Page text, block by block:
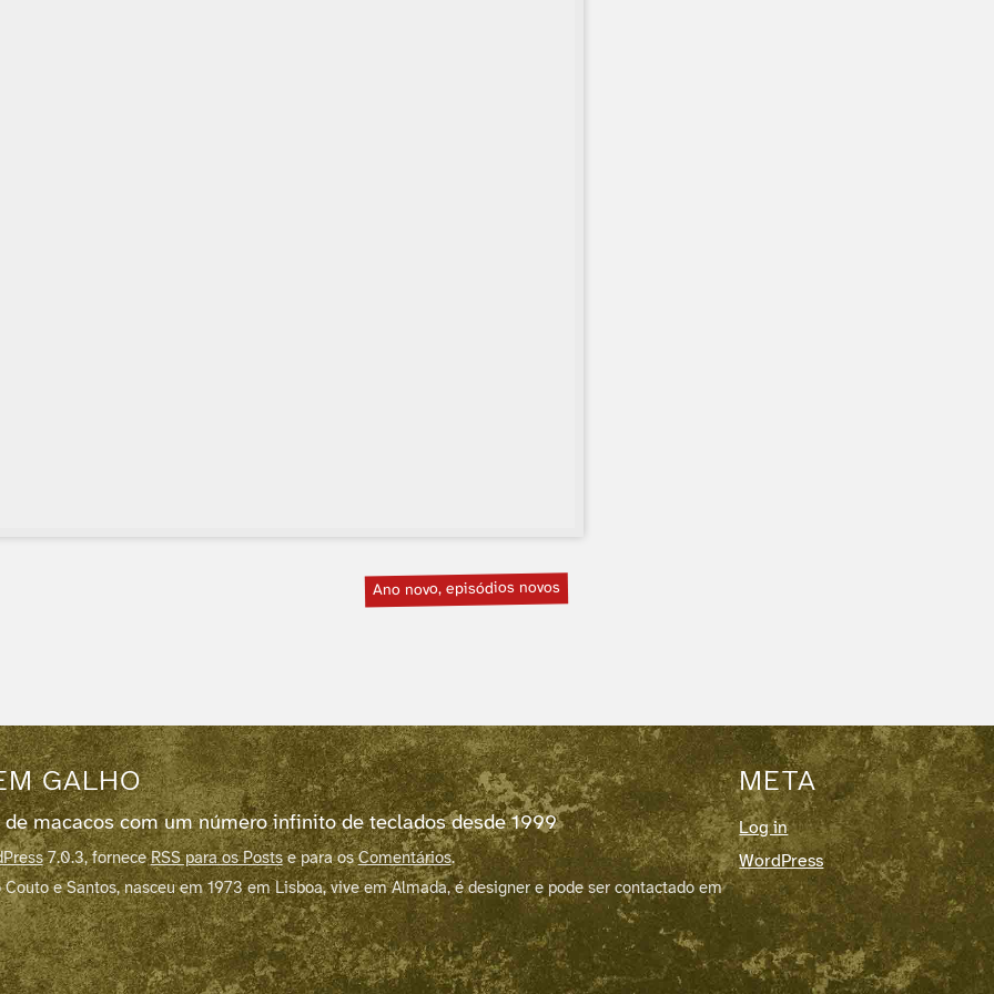
Ano novo, episódios novos
GALHO
macacos com um número infinito de teclados desde 1999
7.0.3, forneceRSS para os Postse para osComentários.
e Santos, nasceu em 1973 em Lisboa, vive em Almada, é designer e pode ser contactado em
META
Log in
WordPress